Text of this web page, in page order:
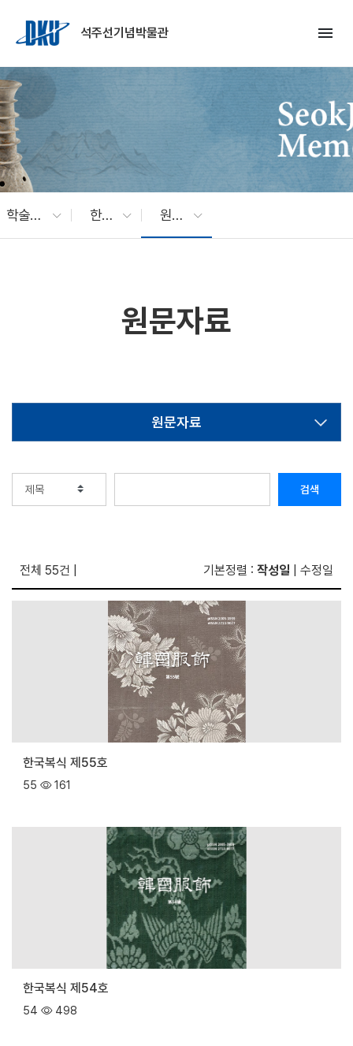
석주선기념박물관
menu
학술연구 한국복식 원문자료
원문자료
원문자료
검색
전체 55건 기본정렬 : 작성일 수정일
한국복식 제55호
55 161
한국복식 제54호
54 498